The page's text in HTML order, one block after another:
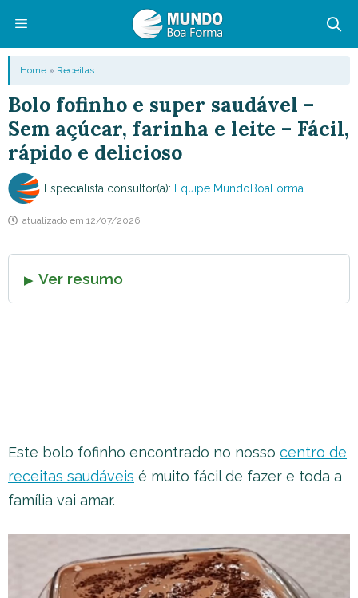
conteúdo
Menu
Home » Receitas
Bolo fofinho e super saudável –
Sem açúcar, farinha e leite – Fácil,
rápido e delicioso
Especialista consultor(a): Equipe MundoBoaForma
atualizado em 12/07/2026
Ver resumo
Este bolo fofinho encontrado no nosso centro de
receitas saudáveis é muito fácil de fazer e toda a
família vai amar.